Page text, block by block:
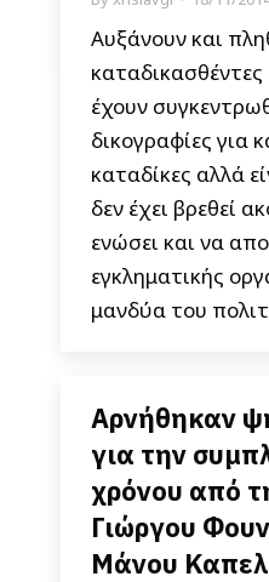
Αυξάνουν και
έχουν
δικογραφίες για
καταδίκες αλλά
δεν έχει βρεθεί
ενώσει και να
εγκληματικής
μανδύα του
Αρνήθηκαν
για την
χρόνου από
Γιώργου
Μάνου